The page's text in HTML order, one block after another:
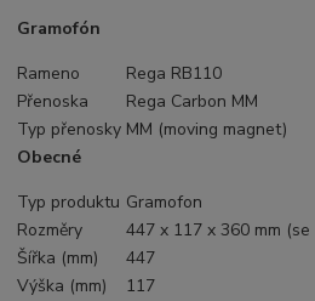
Gramofón
Rameno
Rega RB110
Přenoska
Rega Carbon MM
Typ přenosky MM (moving magnet)
Obecné
Typ produktu Gramofon
Rozměry
447 x 117 x 360 mm
Šířka (mm)
447
Výška (mm)
117